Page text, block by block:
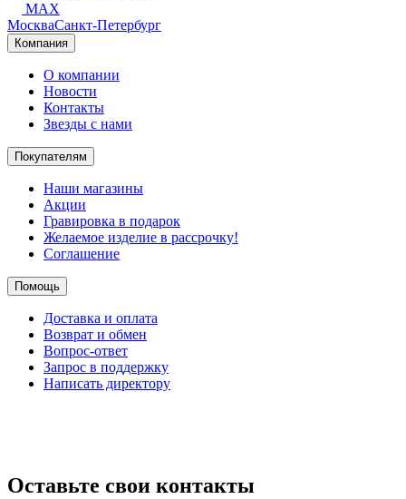
MAX
МоскваСанкт-Петербург
Компания
О компании
Новости
Контакты
Звезды с нами
Покупателям
Наши магазины
Акции
Гравировка в подарок
Желаемое изделие в рассрочку!
Соглашение
Помощь
Доставка и оплата
Возврат и обмен
Вопрос-ответ
Запрос в поддержку
Написать директору
Оставьте свои контакты